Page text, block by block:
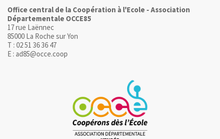
Office central de la Coopération à l'Ecole - Association
Départementale OCCE85
17 rue Laënnec
85000 La Roche sur Yon
T : 02 51 36 36 47
E : ad85@occe.coop